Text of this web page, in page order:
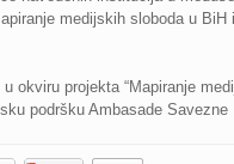
medijskih sloboda u
okviru projekta “Mapiranje
podršku Ambasade Savezne